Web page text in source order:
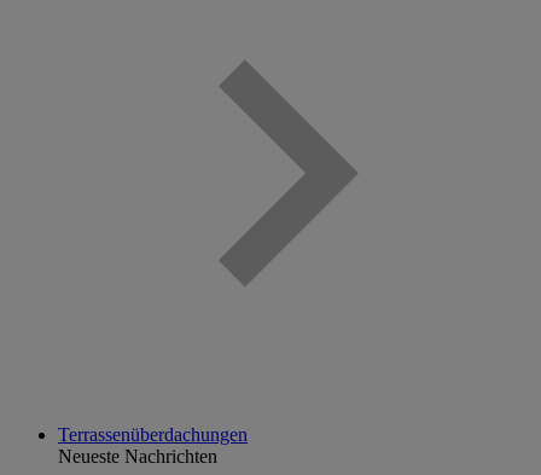
Terrassenüberdachungen
Neueste Nachrichten